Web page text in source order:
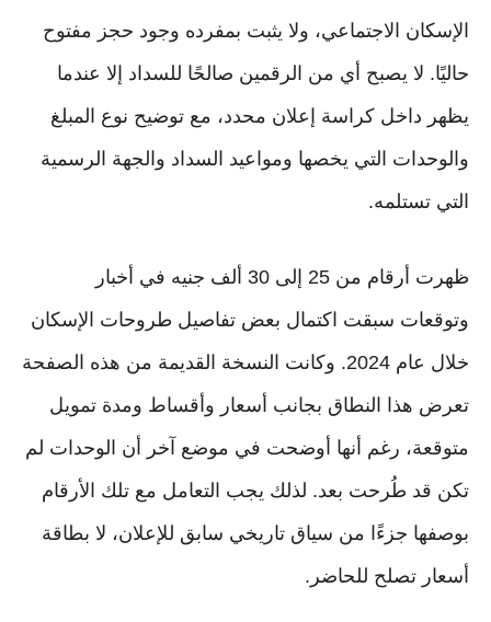
الإسكان الاجتماعي، ولا يثبت بمفرده وجود حجز مفتوح
حاليًا. لا يصبح أي من الرقمين صالحًا للسداد إلا عندما
يظهر داخل كراسة إعلان محدد، مع توضيح نوع المبلغ
والوحدات التي يخصها ومواعيد السداد والجهة الرسمية
التي تستلمه.
ظهرت أرقام من 25 إلى 30 ألف جنيه في أخبار
وتوقعات سبقت اكتمال بعض تفاصيل طروحات الإسكان
خلال عام 2024. وكانت النسخة القديمة من هذه الصفحة
تعرض هذا النطاق بجانب أسعار وأقساط ومدة تمويل
متوقعة، رغم أنها أوضحت في موضع آخر أن الوحدات لم
تكن قد طُرحت بعد. لذلك يجب التعامل مع تلك الأرقام
بوصفها جزءًا من سياق تاريخي سابق للإعلان، لا بطاقة
أسعار تصلح للحاضر.